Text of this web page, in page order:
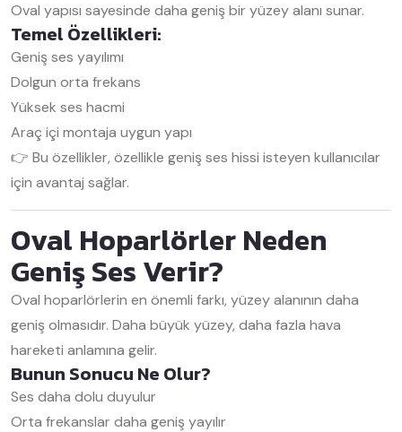
Oval yapısı sayesinde daha geniş bir yüzey alanı sunar.
Temel Özellikleri:
Geniş ses yayılımı
Dolgun orta frekans
Yüksek ses hacmi
Araç içi montaja uygun yapı
👉 Bu özellikler, özellikle geniş ses hissi isteyen kullanıcılar
için avantaj sağlar.
Oval Hoparlörler Neden
Geniş Ses Verir?
Oval hoparlörlerin en önemli farkı, yüzey alanının daha
geniş olmasıdır. Daha büyük yüzey, daha fazla hava
hareketi anlamına gelir.
Bunun Sonucu Ne Olur?
Ses daha dolu duyulur
Orta frekanslar daha geniş yayılır